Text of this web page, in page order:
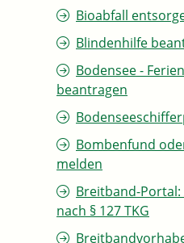
Bioabfall
Blindenhilfe
Bodensee -
beantragen
Bombenfund
melden
Breitband-
nach § 127 TKG